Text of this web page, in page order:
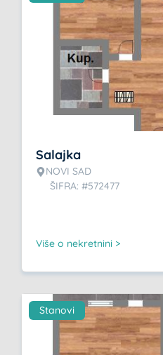
Salajka
NOVI SAD
ŠIFRA: #572477
Više o nekretnini >
Stanovi